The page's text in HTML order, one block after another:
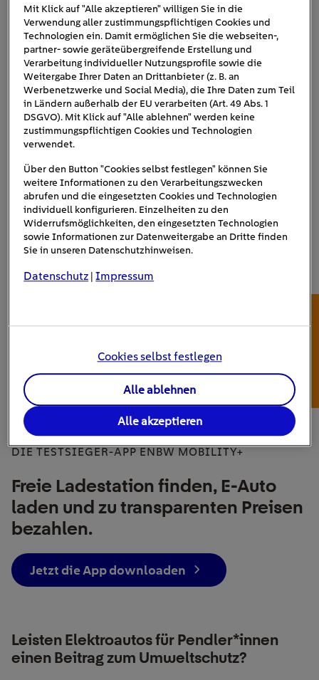
laden, profitieren von günstigen Stromtarifen oder sogar
von durch Ihre PV-Anlage selbstproduziertem Ladestrom.
Alles Weitere zu den Stromkosten lesen Sie in „Was kostet
das Laden eines E-Autos?“. Dort finden Sie auch
Beispielrechnungen für die Kosten auf 100 km.
Gut zu wissen: E-Motoren sind im Vergleich zu
herkömmlichen Verbrennungsmotorenwartungsarm
Beispielsweise entfallen die regelmäßigen Ölwechsel.
generell weniger Verschleißteile haben.
DIE TESTSIEGER-APP ENBW MOBILITY+
Freie Ladestation finden, E-Auto
laden und zu transparenten Preisen
bezahlen.
Jetzt die App downloaden
Leisten Elektroautos für Pendler*innen
einen Beitrag zum Umweltschutz?
Mit Klick auf "Alle akzeptieren" willigen Sie in die
Verwendung aller zustimmungspflichtigen Cookies und
Technologien ein. Damit ermöglichen Sie die webseiten-,
partner- sowie geräteübergreifende Erstellung und
Verarbeitung individueller Nutzungsprofile sowie die
Weitergabe Ihrer Daten an Drittanbieter (z. B. an
Werbenetzwerke und Social Media), die Ihre Daten zum Teil
in Ländern außerhalb der EU verarbeiten (Art. 49 Abs. 1
DSGVO). Mit Klick auf "Alle ablehnen" werden keine
zustimmungspflichtigen Cookies und Technologien
verwendet.
Über den Button "Cookies selbst festlegen" können Sie
weitere Informationen zu den Verarbeitungszwecken
abrufen und die eingesetzten Cookies und Technologien
individuell konfigurieren. Einzelheiten zu den
Widerrufsmöglichkeiten, den eingesetzten Technologien
sowie Informationen zur Datenweitergabe an Dritte finden
Sie in unseren Datenschutzhinweisen.
Datenschutz |Impressum
Cookies selbst festlegen
Alle ablehnen
Alle akzeptieren